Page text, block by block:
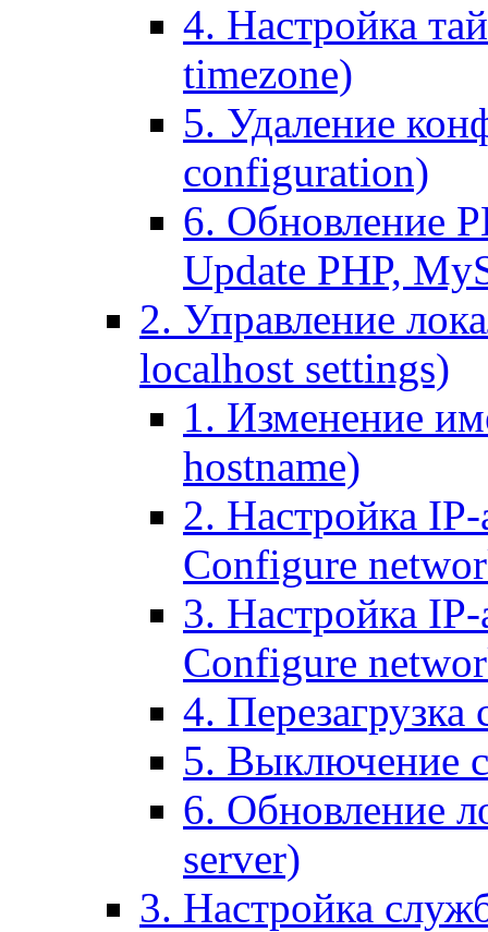
4. Настройка
timezone)
5. Удаление
configuration)
6. Обновление
Update PHP,
2. Управление
localhost settings)
1. Изменение
hostname)
2. Настройка IP-
Configure
3. Настройка
Configure
4. Перезагрузка
5. Выключение
6. Обновление
server)
3. Настройка